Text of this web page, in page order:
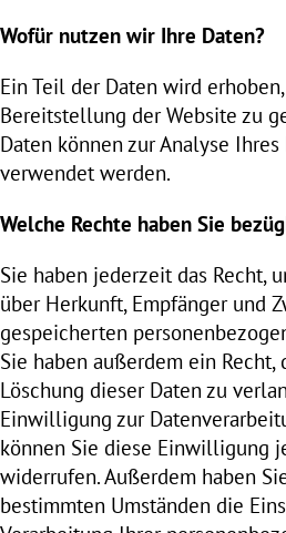
Wofür nutzen wir Ihre Daten?
Ein Teil der Daten wird
Bereitstellung der Website zu
Daten können zur Analyse
verwendet werden.
Welche Rechte haben Sie
Sie haben jederzeit das Recht,
über Herkunft, Empfänger und
gespeicherten
Sie haben außerdem ein
Löschung dieser Daten zu
Einwilligung zur
können Sie diese Einwilligung
widerrufen. Außerdem haben
bestimmten Umständen die